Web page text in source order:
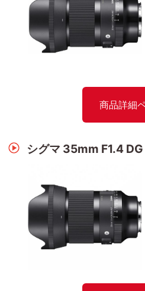
商品詳細
シグマ 35mm F1.4